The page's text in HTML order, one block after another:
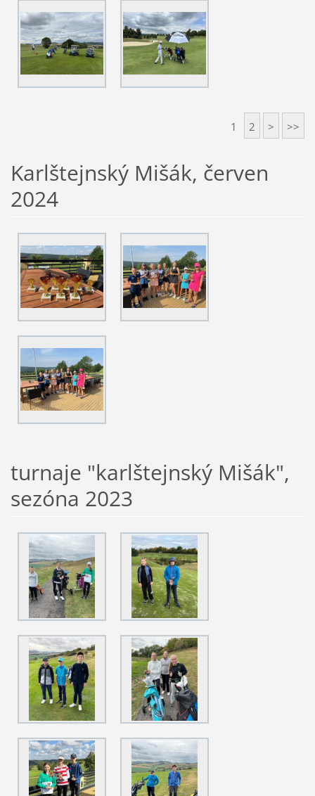
1 2 > >>
Karlštejnský Mišák, červen
2024
turnaje "karlštejnský Mišák",
sezóna 2023